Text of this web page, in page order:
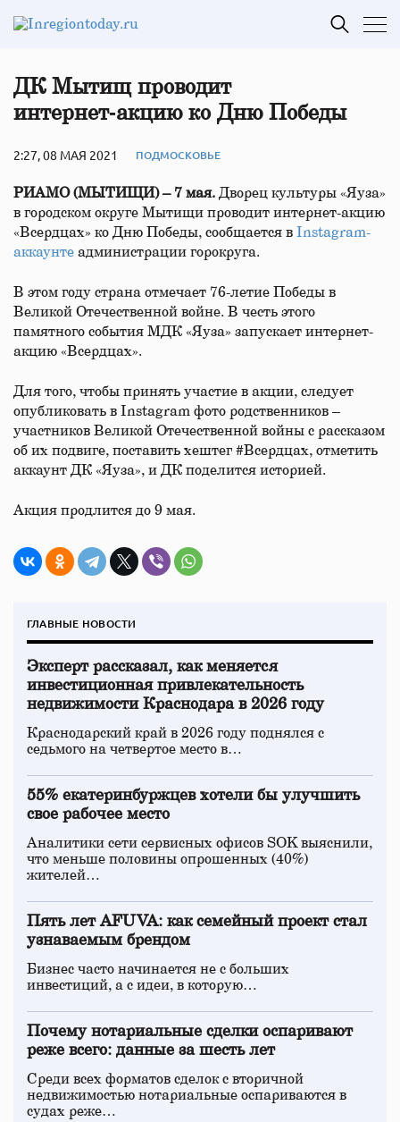
ДК Мытищ проводит
интернет‑акцию ко Дню Победы
2:27, 08 МАЯ 2021 ПОДМОСКОВЬЕ
РИАМО (МЫТИЩИ) – 7 мая. Дворец культуры «Яуза»
в городском округе Мытищи проводит интернет-акцию
«Всердцах» ко Дню Победы, сообщается в
Instagram-
аккаунте администрации горокруга.
В этом году страна отмечает 76-летие Победы в
Великой Отечественной войне. В честь этого
памятного события МДК «Яуза» запускает интернет-
акцию «Всердцах».
Для того, чтобы принять участие в акции, следует
опубликовать в Instagram фото родственников –
участников Великой Отечественной войны с рассказом
об их подвиге, поставить хештег #Всердцах, отметить
аккаунт ДК «Яуза», и ДК поделится историей.
Акция продлится до 9 мая.
ГЛАВНЫЕ НОВОСТИ
Эксперт рассказал, как меняется
инвестиционная привлекательность
недвижимости Краснодара в 2026 году
Краснодарский край в 2026 году поднялся с
седьмого на четвертое место в…
55% екатеринбуржцев хотели бы улучшить
свое рабочее место
Аналитики сети сервисных офисов SOK выяснили,
что меньше половины опрошенных (40%)
жителей…
Пять лет AFUVA: как семейный проект стал
узнаваемым брендом
Бизнес часто начинается не с больших
инвестиций, а с идеи, в которую…
Почему нотариальные сделки оспаривают
реже всего: данные за шесть лет
Среди всех форматов сделок с вторичной
недвижимостью нотариальные оспариваются в
судах реже…